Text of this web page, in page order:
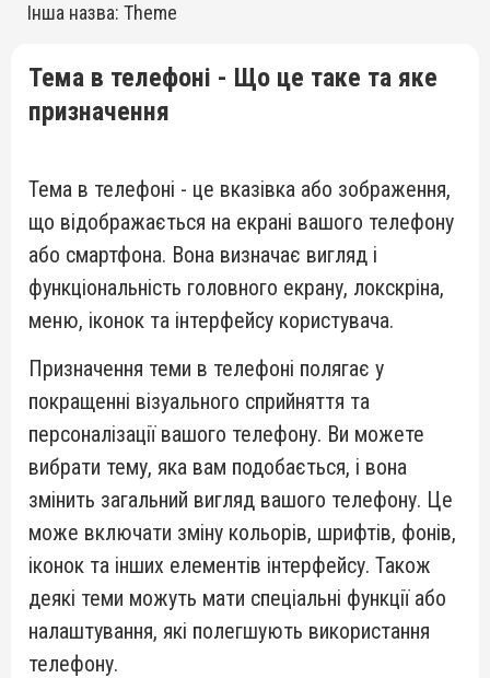
Інша назва: Theme
Тема в телефоні - Що це таке та яке
призначення
Тема в телефоні - це вказівка або зображення,
що відображається на екрані вашого телефону
або смартфона. Вона визначає вигляд і
функціональність головного екрану, локскріна,
меню, іконок та інтерфейсу користувача.
Призначення теми в телефоні полягає у
покращенні візуального сприйняття та
персоналізації вашого телефону. Ви можете
вибрати тему, яка вам подобається, і вона
змінить загальний вигляд вашого телефону. Це
може включати зміну кольорів, шрифтів, фонів,
іконок та інших елементів інтерфейсу. Також
деякі теми можуть мати спеціальні функції або
налаштування, які полегшують використання
телефону.